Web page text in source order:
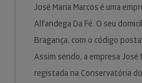
José Maria Marcos é uma
Alfandega Da Fé. O seu
Bragança, com o código
Assim sendo, a empresa José
registada na Conservatória